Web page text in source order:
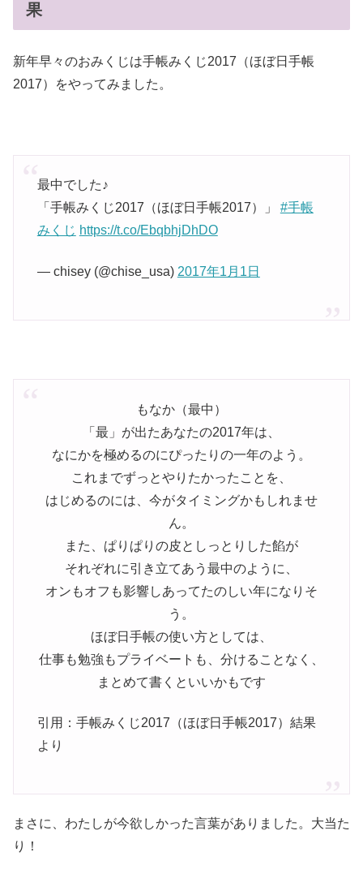
果
新年早々のおみくじは手帳みくじ2017（ほぼ日手帳
2017）をやってみました。
最中でした♪
「手帳みくじ2017（ほぼ日手帳2017）」 #手帳
みくじ https://t.co/EbqbhjDhDO
— chisey (@chise_usa) 2017年1月1日
もなか（最中）
「最」が出たあなたの2017年は、
なにかを極めるのにぴったりの一年のよう。
これまでずっとやりたかったことを、
はじめるのには、今がタイミングかもしれませ
ん。
また、ぱりぱりの皮としっとりした餡が
それぞれに引き立てあう最中のように、
オンもオフも影響しあってたのしい年になりそ
う。
ほぼ日手帳の使い方としては、
仕事も勉強もプライベートも、分けることなく、
まとめて書くといいかもです
引用：手帳みくじ2017（ほぼ日手帳2017）結果
より
まさに、わたしが今欲しかった言葉がありました。大当た
り！